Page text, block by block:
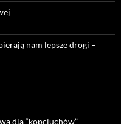
nam lepsze drogi –
dla “kopciuchów”